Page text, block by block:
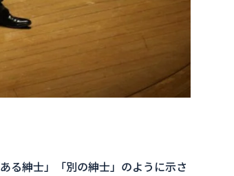
る紳士」「別の紳士」のように示さ